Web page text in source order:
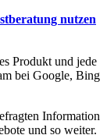
nutzen
Produkt und jede
bei Google, Bing
Information
und so weiter.